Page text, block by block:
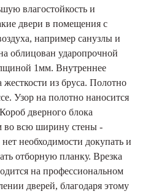
влагостойкость и
двери в помещения с
например санузлы и
облицован ударопрочной
1мм. Внутреннее
жесткости из бруса. Полотно
Узор на полотно наносится
дверного блока
во всю ширину стены -
необходимости докупать и
отборную планку. Врезка
на профессиональном
дверей, благодаря этому